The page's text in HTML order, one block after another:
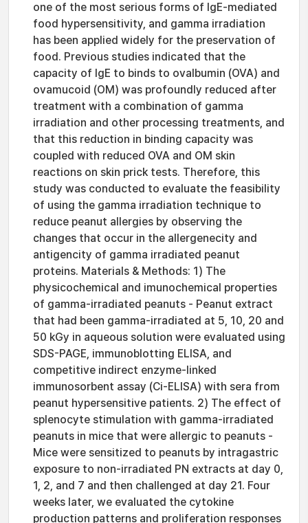
one of the most serious forms of IgE-mediated
food hypersensitivity, and gamma irradiation
has been applied widely for the preservation of
food. Previous studies indicated that the
capacity of IgE to binds to ovalbumin (OVA) and
ovamucoid (OM) was profoundly reduced after
treatment with a combination of gamma
irradiation and other processing treatments, and
that this reduction in binding capacity was
coupled with reduced OVA and OM skin
reactions on skin prick tests. Therefore, this
study was conducted to evaluate the feasibility
of using the gamma irradiation technique to
reduce peanut allergies by observing the
changes that occur in the allergenecity and
antigencity of gamma irradiated peanut
proteins. Materials & Methods: 1) The
physicochemical and imunochemical properties
of gamma-irradiated peanuts - Peanut extract
that had been gamma-irradiated at 5, 10, 20 and
50 kGy in aqueous solution were evaluated using
SDS-PAGE, immunoblotting ELISA, and
competitive indirect enzyme-linked
immunosorbent assay (Ci-ELISA) with sera from
peanut hypersensitive patients. 2) The effect of
splenocyte stimulation with gamma-irradiated
peanuts in mice that were allergic to peanuts -
Mice were sensitized to peanuts by intragastric
exposure to non-irradiated PN extracts at day 0,
1, 2, and 7 and then challenged at day 21. Four
weeks later, we evaluated the cytokine
production patterns and proliferation responses